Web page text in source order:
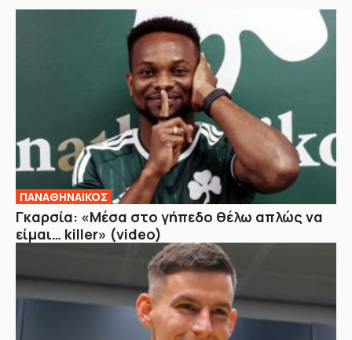
ΠΑΝΑΘΗΝΑΙΚΟΣ
Γκαρσία: «Μέσα στο γήπεδο θέλω απλώς να
είμαι… killer» (video)